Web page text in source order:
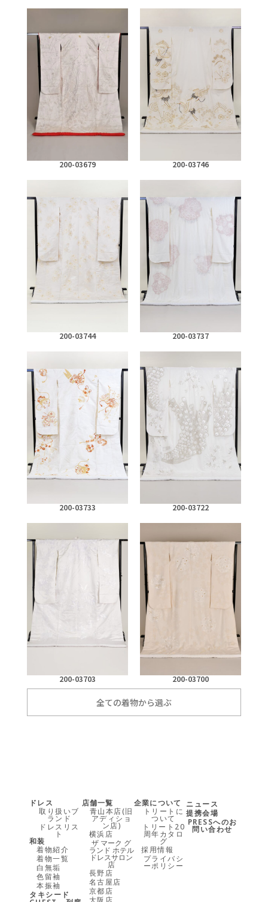
全ての着物から選ぶ
200-03679 200-03746
200-03744 200-03737
200-03733 200-03722
200-03703 200-03700
ドレス
取り扱いブ
ランド
ドレスリス
ト
和装
着物紹介
着物一覧
白無垢
色留袖
本振袖
タキシード
店舗一覧
青山本店(旧
アディショ
ン店)
横浜店
ザ マーク グ
ランド ホテル
ドレスサロン
店
長野店
名古屋店
京都店
企業について
トリートに
ついて
トリート20
周年カタロ
グ
採用情報
プライバシ
ーポリシー
ニュース
提携会場
PRESSへのお
問い合わせ